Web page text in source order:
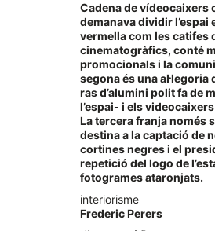
Cadena de vídeocaixers
demanava dividir l’espai
vermella com les catifes
cinematogràfics, conté
promocionals i la
segona és una al·legoria
ras d’alumini polit fa de
l’espai- i els
La tercera franja només
destina a la captació de
cortines negres i el
repetició del logo de
fotogrames ataronjats.
interiorisme
Frederic Perers